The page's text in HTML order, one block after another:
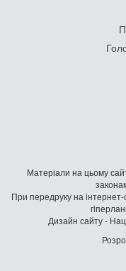
Матеріали на цьому
При передруку на iнтернет-
Дизайн сайту -